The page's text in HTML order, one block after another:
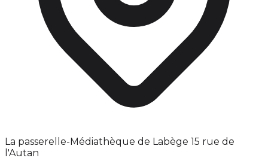
La passerelle-Médiathèque de Labège 15 rue de
l'Autan